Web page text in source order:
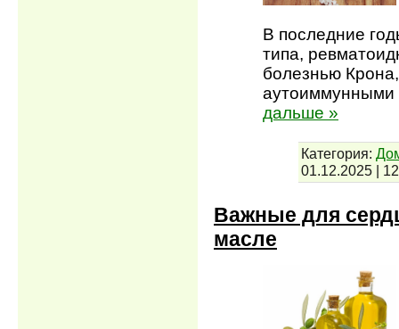
В последние
типа,
болезнью
аутоиммунными
дальше »
Категория:
01.12.2025 |
Важные для
масле